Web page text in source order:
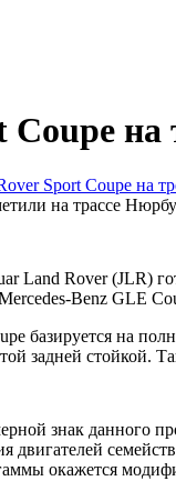
на
Sport Coupe на
на трассе
Land Rover (JLR)
Benz GLE
базируется на
задней стойкой.
знак данного
двигателей
окажется